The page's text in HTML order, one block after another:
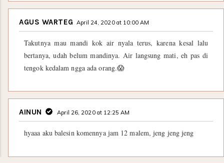
AGUS WARTEG April 24, 2020 at 10:00 AM
Takutnya mau mandi kok air nyala terus, karena kesal lalu
bertanya, udah belum mandinya. Air langsung mati, eh pas di
tengok kedalam ngga ada orang.😱
AINUN April 26, 2020 at 12:25 AM
hyaaa aku balesin komennya jam 12 malem, jeng jeng jeng